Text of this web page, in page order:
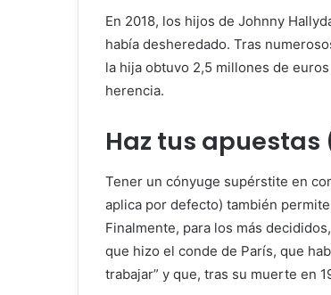
En 2018, los hijos de Johnny
había desheredado. Tras
la hija obtuvo 2,5 millones de
herencia.
Haz tus
Tener un cónyuge supérstite en
aplica por defecto) también
Finalmente, para los más
que hizo el conde de París, que
trabajar” y que, tras su muerte en